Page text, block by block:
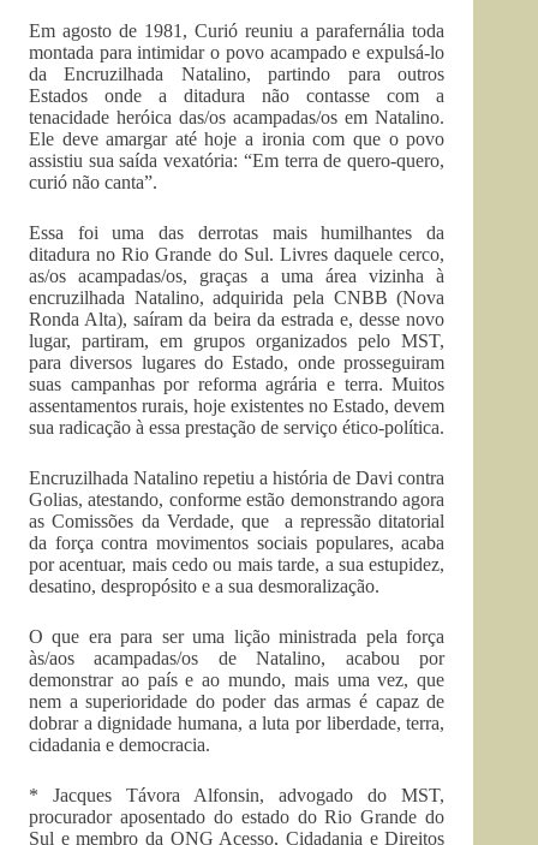
Em agosto de 1981, Curió reuniu a parafernália toda
montada para intimidar o povo acampado e expulsá-lo
da Encruzilhada Natalino, partindo para outros
Estados onde a ditadura não contasse com a
tenacidade heróica das/os acampadas/os em Natalino.
Ele deve amargar até hoje a ironia com que o povo
assistiu sua saída vexatória: “Em terra de quero-quero,
curió não canta”.
Essa foi uma das derrotas mais humilhantes da
ditadura no Rio Grande do Sul. Livres daquele cerco,
as/os acampadas/os, graças a uma área vizinha à
encruzilhada Natalino, adquirida pela CNBB (Nova
Ronda Alta), saíram da beira da estrada e, desse novo
lugar, partiram, em grupos organizados pelo MST,
para diversos lugares do Estado, onde prosseguiram
suas campanhas por reforma agrária e terra. Muitos
assentamentos rurais, hoje existentes no Estado, devem
sua radicação à essa prestação de serviço ético-política.
Encruzilhada Natalino repetiu a história de Davi contra
Golias, atestando, conforme estão demonstrando agora
as Comissões da Verdade, que a repressão ditatorial
da força contra movimentos sociais populares, acaba
por acentuar, mais cedo ou mais tarde, a sua estupidez,
desatino, despropósito e a sua desmoralização.
O que era para ser uma lição ministrada pela força
às/aos acampadas/os de Natalino, acabou por
demonstrar ao país e ao mundo, mais uma vez, que
nem a superioridade do poder das armas é capaz de
dobrar a dignidade humana, a luta por liberdade, terra,
cidadania e democracia.
* Jacques Távora Alfonsin, advogado do MST,
procurador aposentado do estado do Rio Grande do
Sul e membro da ONG Acesso, Cidadania e Direitos